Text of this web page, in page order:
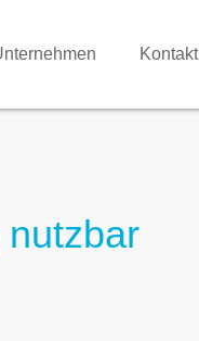
Kontakt
nutzbar